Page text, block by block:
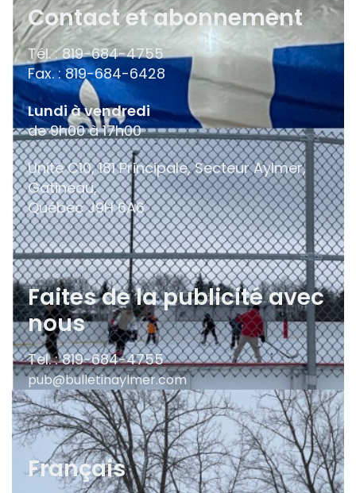
Contact et abonnement
Tél. : 819-684-4755
Fax. : 819-684-6428
Lundi à vendredi
de 9h00 à 17h00
Unité C10, 181 Principale, Secteur Aylmer,
Gatineau,
QuébecJ9H 6A6
Faites de la publicité avec
nous
Tel. : 819-684-4755
pub@bulletinaylmer.com
Français